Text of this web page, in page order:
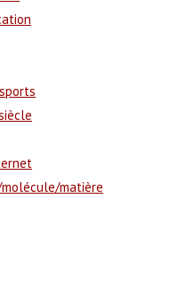
matière